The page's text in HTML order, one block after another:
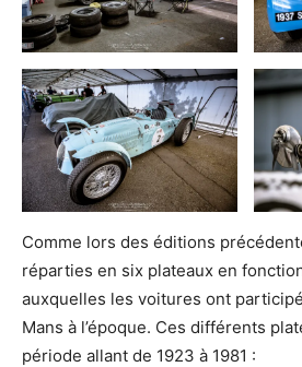
Comme lors des éditions
réparties en six plateaux en
auxquelles les voitures ont
Mans à l’époque. Ces différents
période allant de 1923 à 1981 :